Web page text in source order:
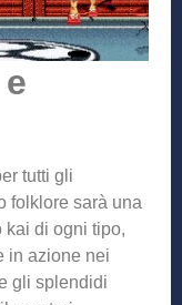
tutti gli
folklore sarà una
kai di ogni tipo,
in azione nei
gli splendidi